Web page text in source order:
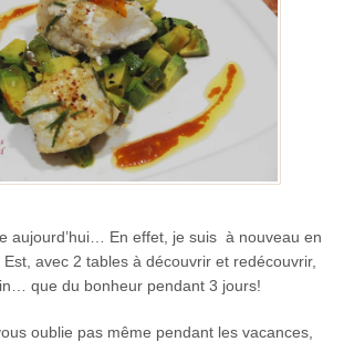
aujourd’hui… En effet, je suis à nouveau en
avec 2 tables à découvrir et redécouvrir,
que du bonheur pendant 3 jours!
oublie pas même pendant les vacances,